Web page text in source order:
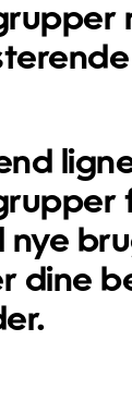
nye
dine